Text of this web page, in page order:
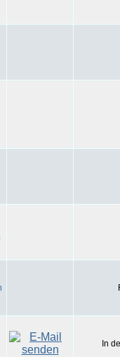
In